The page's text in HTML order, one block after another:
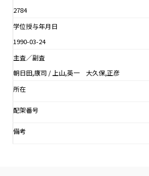
2784
学位授与年月日
1990-03-24
主査／副査
朝日田,康司 / 上山,英一 大久保,正彦
所在
配架番号
備考